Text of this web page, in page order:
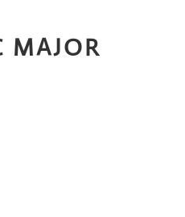
MAJOR